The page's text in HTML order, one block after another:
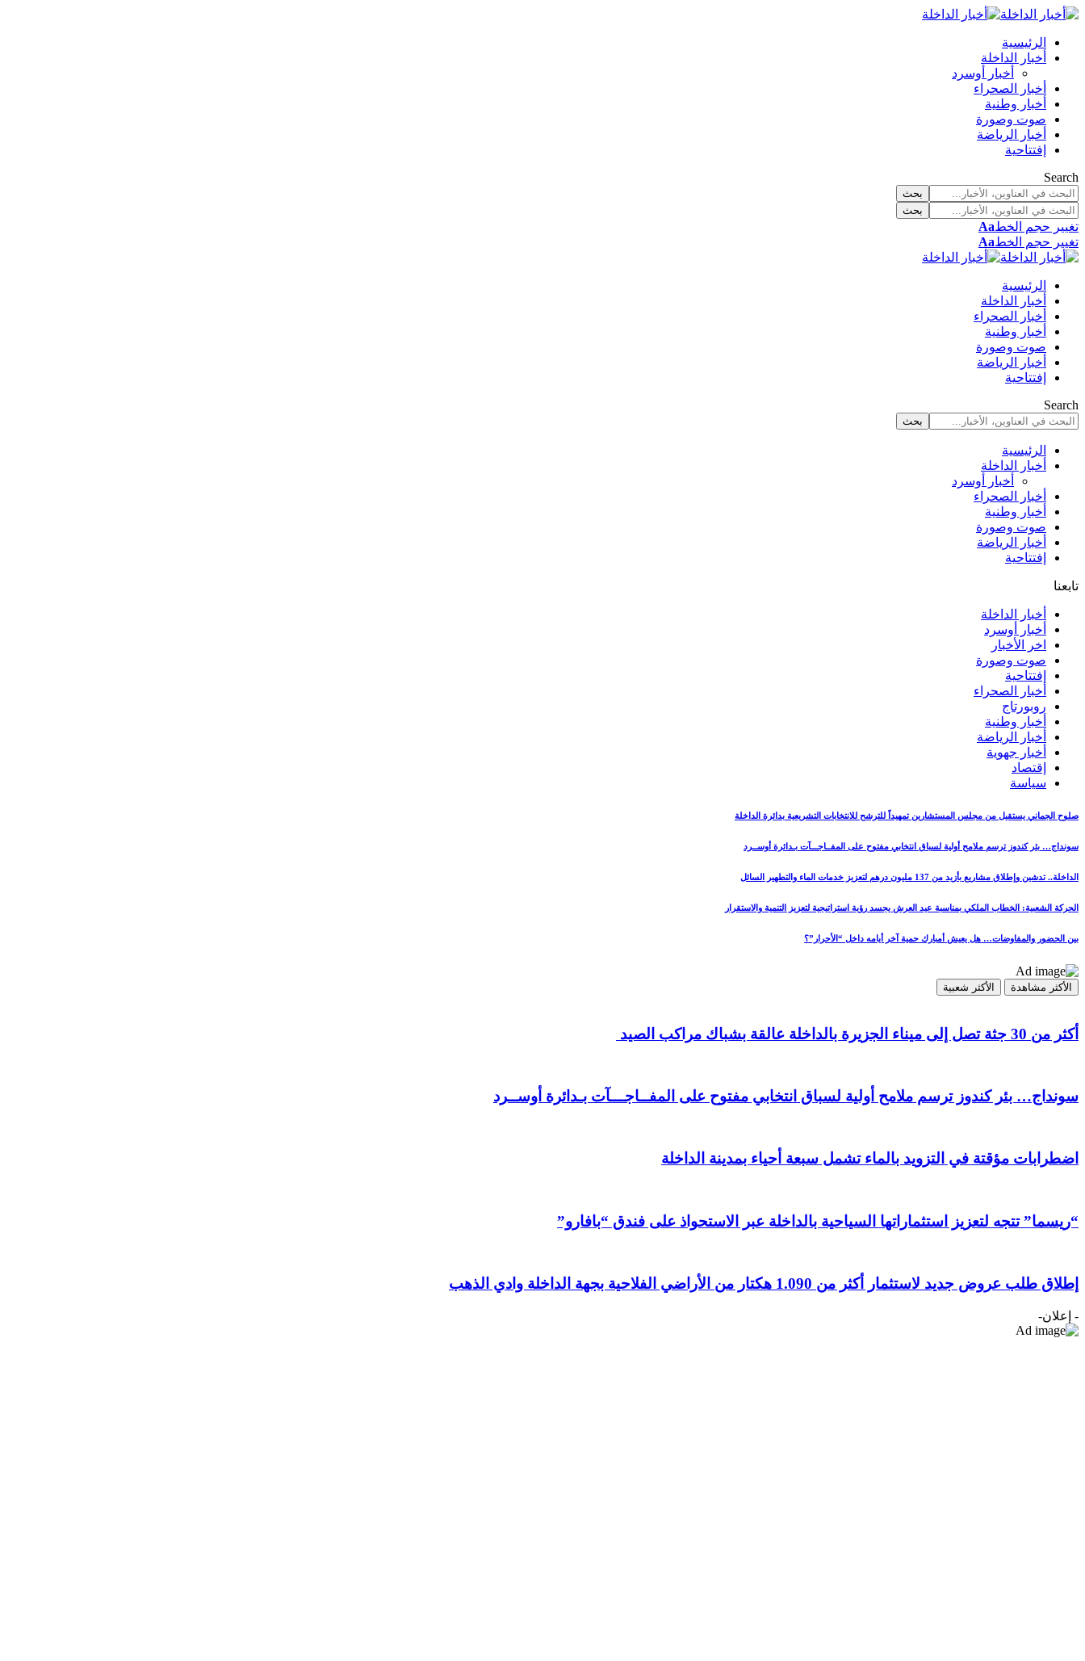
الرئيسية
أخبار الداخلة
أخبار أوسرد
أخبار الصحراء
أخبار وطنية
صوت وصورة
أخبار الرياضة
إفتتاحية
Search
تغيير حجم الخطAa
تغيير حجم الخطAa
الرئيسية
أخبار الداخلة
أخبار الصحراء
أخبار وطنية
صوت وصورة
أخبار الرياضة
إفتتاحية
Search
الرئيسية
أخبار الداخلة
أخبار أوسرد
أخبار الصحراء
أخبار وطنية
صوت وصورة
أخبار الرياضة
إفتتاحية
تابعنا
أخبار الداخلة
أخبار أوسرد
اخر الأخبار
صوت وصورة
إفتتاحية
أخبار الصحراء
روبورتاج
أخبار وطنية
أخبار الرياضة
أخبار جهوية
إقتصاد
سياسة
صلوح الجماني يستقيل من مجلس المستشارين تمهيداً للترشح للانتخابات التشريعية بدائرة الداخلة
سونداج… بئر كندوز ترسم ملامح أولية لسباق انتخابي مفتوح على المفــاجـــآت بـدائرة أوســرد
الداخلة.. تدشين وإطلاق مشاريع بأزيد من 137 مليون درهم لتعزيز خدمات الماء والتطهير السائل
الحركة الشعبية: الخطاب الملكي بمناسبة عيد العرش يجسد رؤية استراتيجية لتعزيز التنمية والاستقرار
بين الحضور والمفاوضات… هل يعيش أمبارك حمية آخر أيامه داخل “الأحرار”؟
الأكثر مشاهدة الأكثر شعبية
أكثر من 30 جثة تصل إلى ميناء الجزيرة بالداخلة عالقة بشباك مراكب الصيد
سونداج… بئر كندوز ترسم ملامح أولية لسباق انتخابي مفتوح على المفــاجـــآت بـدائرة أوســرد
اضطرابات مؤقتة في التزويد بالماء تشمل سبعة أحياء بمدينة الداخلة
“ريسما” تتجه لتعزيز استثماراتها السياحية بالداخلة عبر الاستحواذ على فندق “بافارو”
إطلاق طلب عروض جديد لاستثمار أكثر من 1.090 هكتار من الأراضي الفلاحية بجهة الداخلة وادي الذهب
- إعلان-